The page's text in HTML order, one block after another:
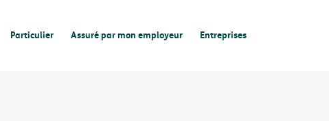
Particulier Assuré par mon employeur Entreprises